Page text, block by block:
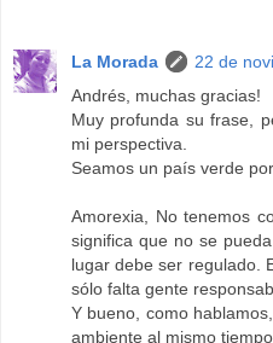
La Morada
22 de
Andrés, muchas gracias!
Muy profunda su frase,
mi perspectiva.
Seamos un país verde
Amorexia, No tenemos
significa que no se
lugar debe ser regulado.
sólo falta gente
Y bueno, como
ambiente al mismo